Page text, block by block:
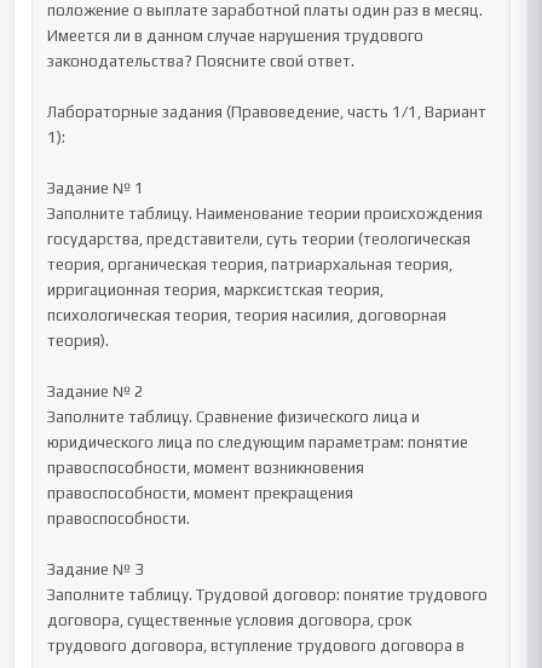
положение о выплате заработной платы один раз в месяц.
Имеется ли в данном случае нарушения трудового
законодательства? Поясните свой ответ.
Лабораторные задания (Правоведение, часть 1/1, Вариант
1):
Задание № 1
Заполните таблицу. Наименование теории происхождения
государства, представители, суть теории (теологическая
теория, органическая теория, патриархальная теория,
ирригационная теория, марксистская теория,
психологическая теория, теория насилия, договорная
теория).
Задание № 2
Заполните таблицу. Сравнение физического лица и
юридического лица по следующим параметрам: понятие
правоспособности, момент возникновения
правоспособности, момент прекращения
правоспособности.
Задание № 3
Заполните таблицу. Трудовой договор: понятие трудового
договора, существенные условия договора, срок
трудового договора, вступление трудового договора в